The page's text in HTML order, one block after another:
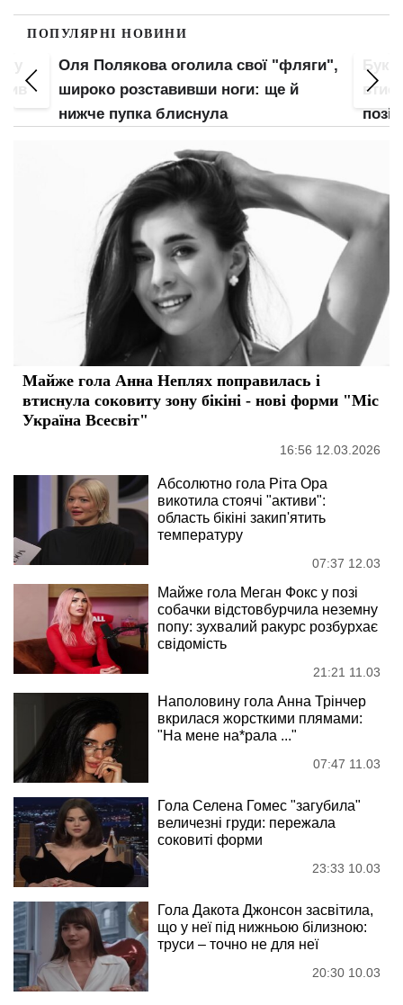
ПОПУЛЯРНІ НОВИНИ
Оля Полякова оголила свої "фляги",
широко розставивши ноги: ще й
нижче пупка блиснула
Майже гола Анна Неплях поправилась і
втиснула соковиту зону бікіні - нові форми "Міс
Україна Всесвіт"
16:56 12.03.2026
Абсолютно гола Ріта Ора
викотила стоячі "активи":
область бікіні закип'ятить
температуру
07:37 12.03
Майже гола Меган Фокс у позі
собачки відстовбурчила неземну
попу: зухвалий ракурс розбурхає
свідомість
21:21 11.03
Наполовину гола Анна Трінчер
вкрилася жорсткими плямами:
"На мене на*рала ..."
07:47 11.03
Гола Селена Гомес "загубила"
величезні груди: пережала
соковиті форми
23:33 10.03
Гола Дакота Джонсон засвітила,
що у неї під нижньою білизною:
труси – точно не для неї
20:30 10.03